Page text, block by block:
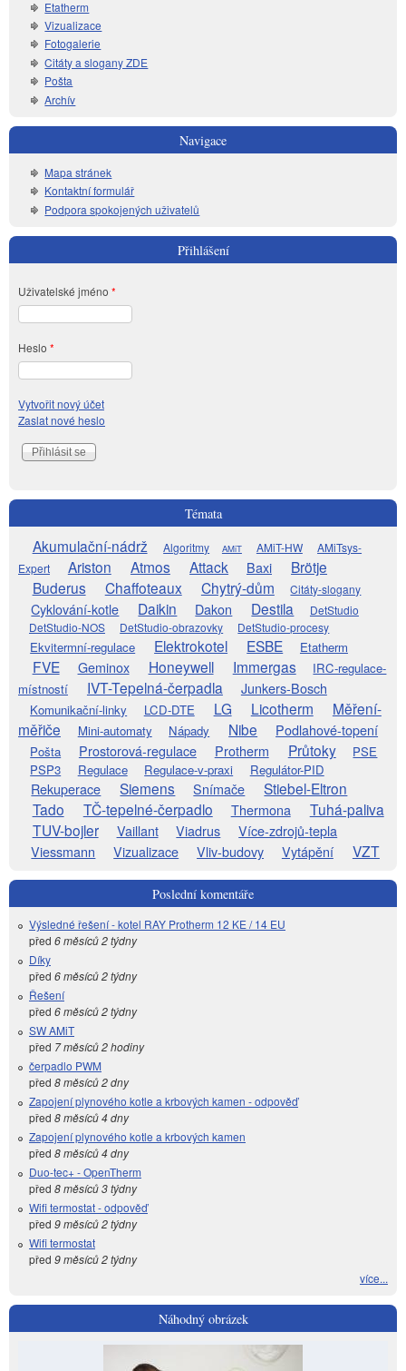
Etatherm
Vizualizace
Fotogalerie
Citáty a slogany ZDE
Pošta
Archív
Navigace
Mapa stránek
Kontaktní formulář
Podpora spokojených uživatelů
Přihlášení
Uživatelské jméno *
Heslo *
Vytvořit nový účet
Zaslat nové heslo
Témata
Akumulační-nádrž Algoritmy AMiT AMiT-HW
AMiTsys-
Expert
Ariston Atmos Attack Baxi
Brötje
Buderus
Chaffoteaux Chytrý-dům Citáty-slogany
Cyklování-kotle Daikin Dakon Destila
DetStudio
DetStudio-NOS
DetStudio-obrazovky DetStudio-procesy
Ekvitermní-regulace Elektrokotel ESBE Etatherm
FVE Geminox Honeywell Immergas
IRC-regulace-
místností
IVT-Tepelná-čerpadla Junkers-Bosch
Komunikační-linky LCD-DTE LG Licotherm
Měření-
měřiče
Mini-automaty Nápady Nibe Podlahové-topení
Pošta Prostorová-regulace Protherm Průtoky
PSE
PSP3
Regulace Regulace-v-praxi Regulátor-PID
Rekuperace Siemens Snímače
Stiebel-Eltron
Tado
TČ-tepelné-čerpadlo Thermona
Tuhá-paliva
TUV-bojler
Vaillant Viadrus
Více-zdrojů-tepla
Viessmann
Vizualizace Vliv-budovy Vytápění VZT
Poslední komentáře
Výsledné řešení - kotel RAY Protherm 12 KE / 14 EU
před 6 měsíců 2 týdny
Díky
před 6 měsíců 2 týdny
Řešení
před 6 měsíců 2 týdny
SW AMiT
před 7 měsíců 2 hodiny
čerpadlo PWM
před 8 měsíců 2 dny
Zapojení plynového kotle a krbových kamen - odpověď
před 8 měsíců 4 dny
Zapojení plynového kotle a krbových kamen
před 8 měsíců 4 dny
Duo-tec+ - OpenTherm
před 8 měsíců 3 týdny
Wifi termostat - odpověď
před 9 měsíců 2 týdny
Wifi termostat
před 9 měsíců 2 týdny
více...
Náhodný obrázek